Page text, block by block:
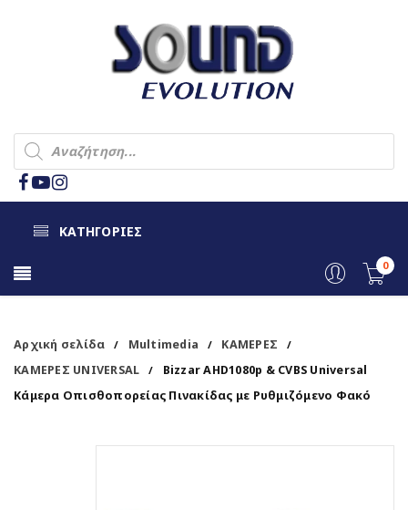
ΚΑΤΗΓΟΡΙΕΣ
0
Αρχική σελίδα / Multimedia / ΚΑΜΕΡΕΣ /
ΚΑΜΕΡΕΣ UNIVERSAL /
Bizzar AHD1080p & CVBS Universal
Κάμερα Οπισθοπορείας Πινακίδας με Ρυθμιζόμενο Φακό